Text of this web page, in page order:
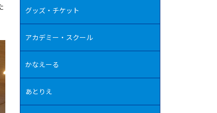
グッズ・チケット
アカデミー・スクール
かなえーる
あとりえ